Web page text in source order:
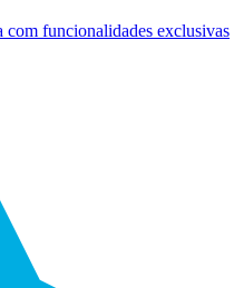
com funcionalidades exclusivas